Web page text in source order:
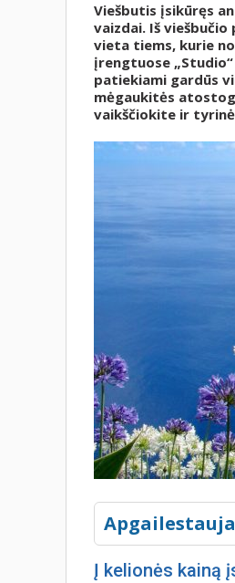
Viešbutis įsikūręs
vaizdai. Iš
vieta tiems, kurie
įrengtuose
patiekiami gardūs
mėgaukitės
vaikščiokite ir
Į kelionės kainą